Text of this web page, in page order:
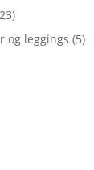
og leggings (5)